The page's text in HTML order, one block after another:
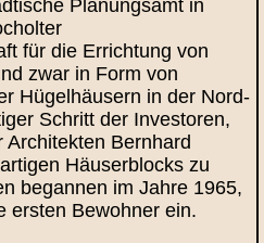
Planungsamt in
für die Errichtung von
zwar in Form von
Hügelhäusern in der Nord-
Schritt der Investoren,
Bernhard
Häuserblocks zu
begannen im Jahre 1965,
ersten Bewohner ein.